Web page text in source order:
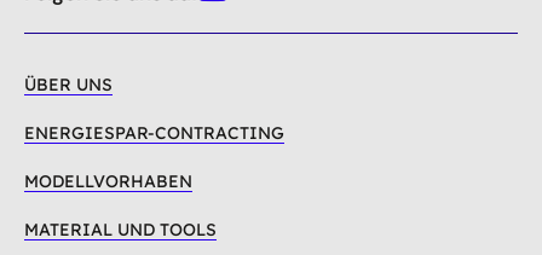
ÜBER UNS
ENERGIESPAR-CONTRACTING
MODELLVORHABEN
MATERIAL UND TOOLS